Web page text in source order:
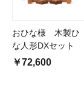
おひな様 木製ひ
な人形DXセット
￥72,600